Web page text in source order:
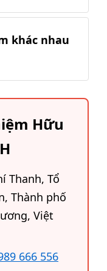
khác nhau
Hữu
Thanh, Tổ
Thành phố
Việt
666 556